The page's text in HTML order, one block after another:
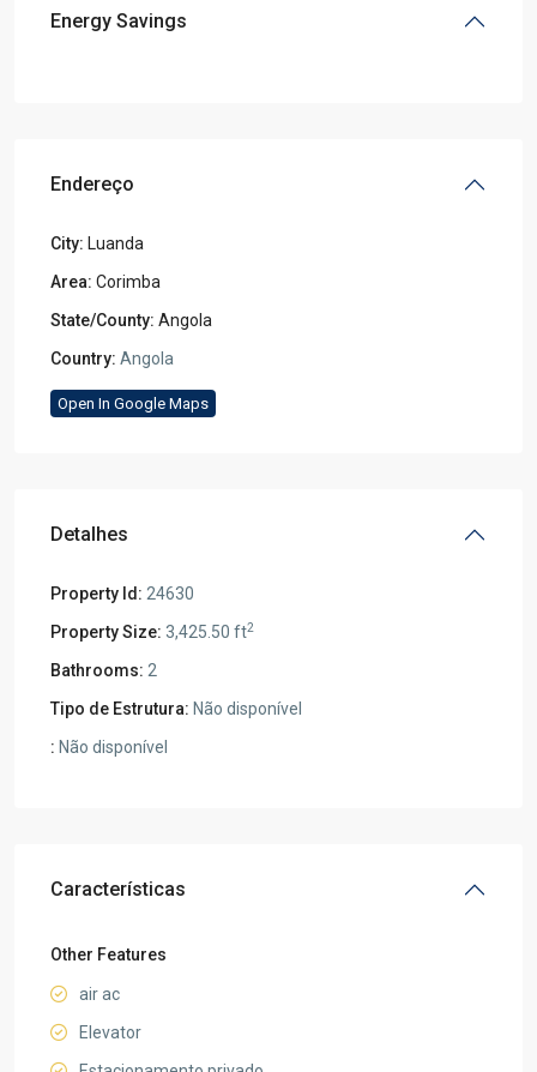
Energy Savings
Endereço
City: Luanda
Area: Corimba
State/County: Angola
Country: Angola
Open In Google Maps
Detalhes
Property Id: 24630
Property Size: 3,425.50 ft2
Bathrooms: 2
Tipo de Estrutura: Não disponível
: Não disponível
Características
Other Features
air ac
Elevator